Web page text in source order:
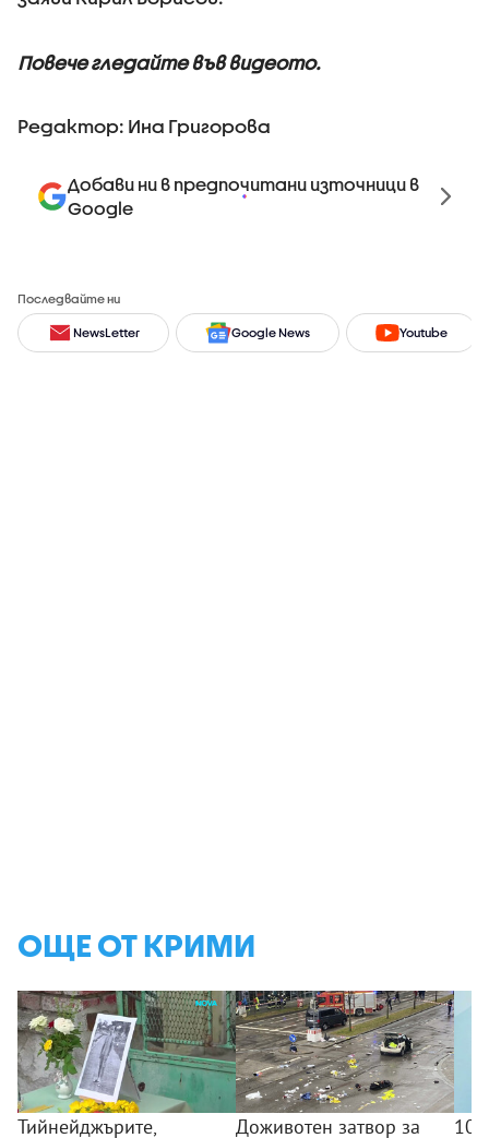
Повече гледайте във видеото.
Редактор: Ина Григорова
Добави ни в предпочитани източници в
Google
Последвайте ни
NewsLetter Google News Youtube
ОЩЕ ОТ КРИМИ
Тийнейджърите,
Доживотен затвор за
10